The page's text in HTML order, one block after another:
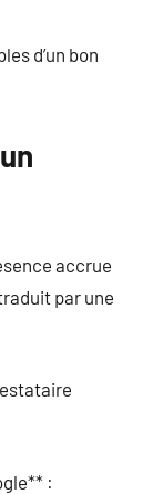
d’un bon
accrue
par une
: